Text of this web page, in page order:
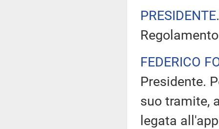
PRESIDENTE
FEDERICO
Presidente.
suo tramite,
legata